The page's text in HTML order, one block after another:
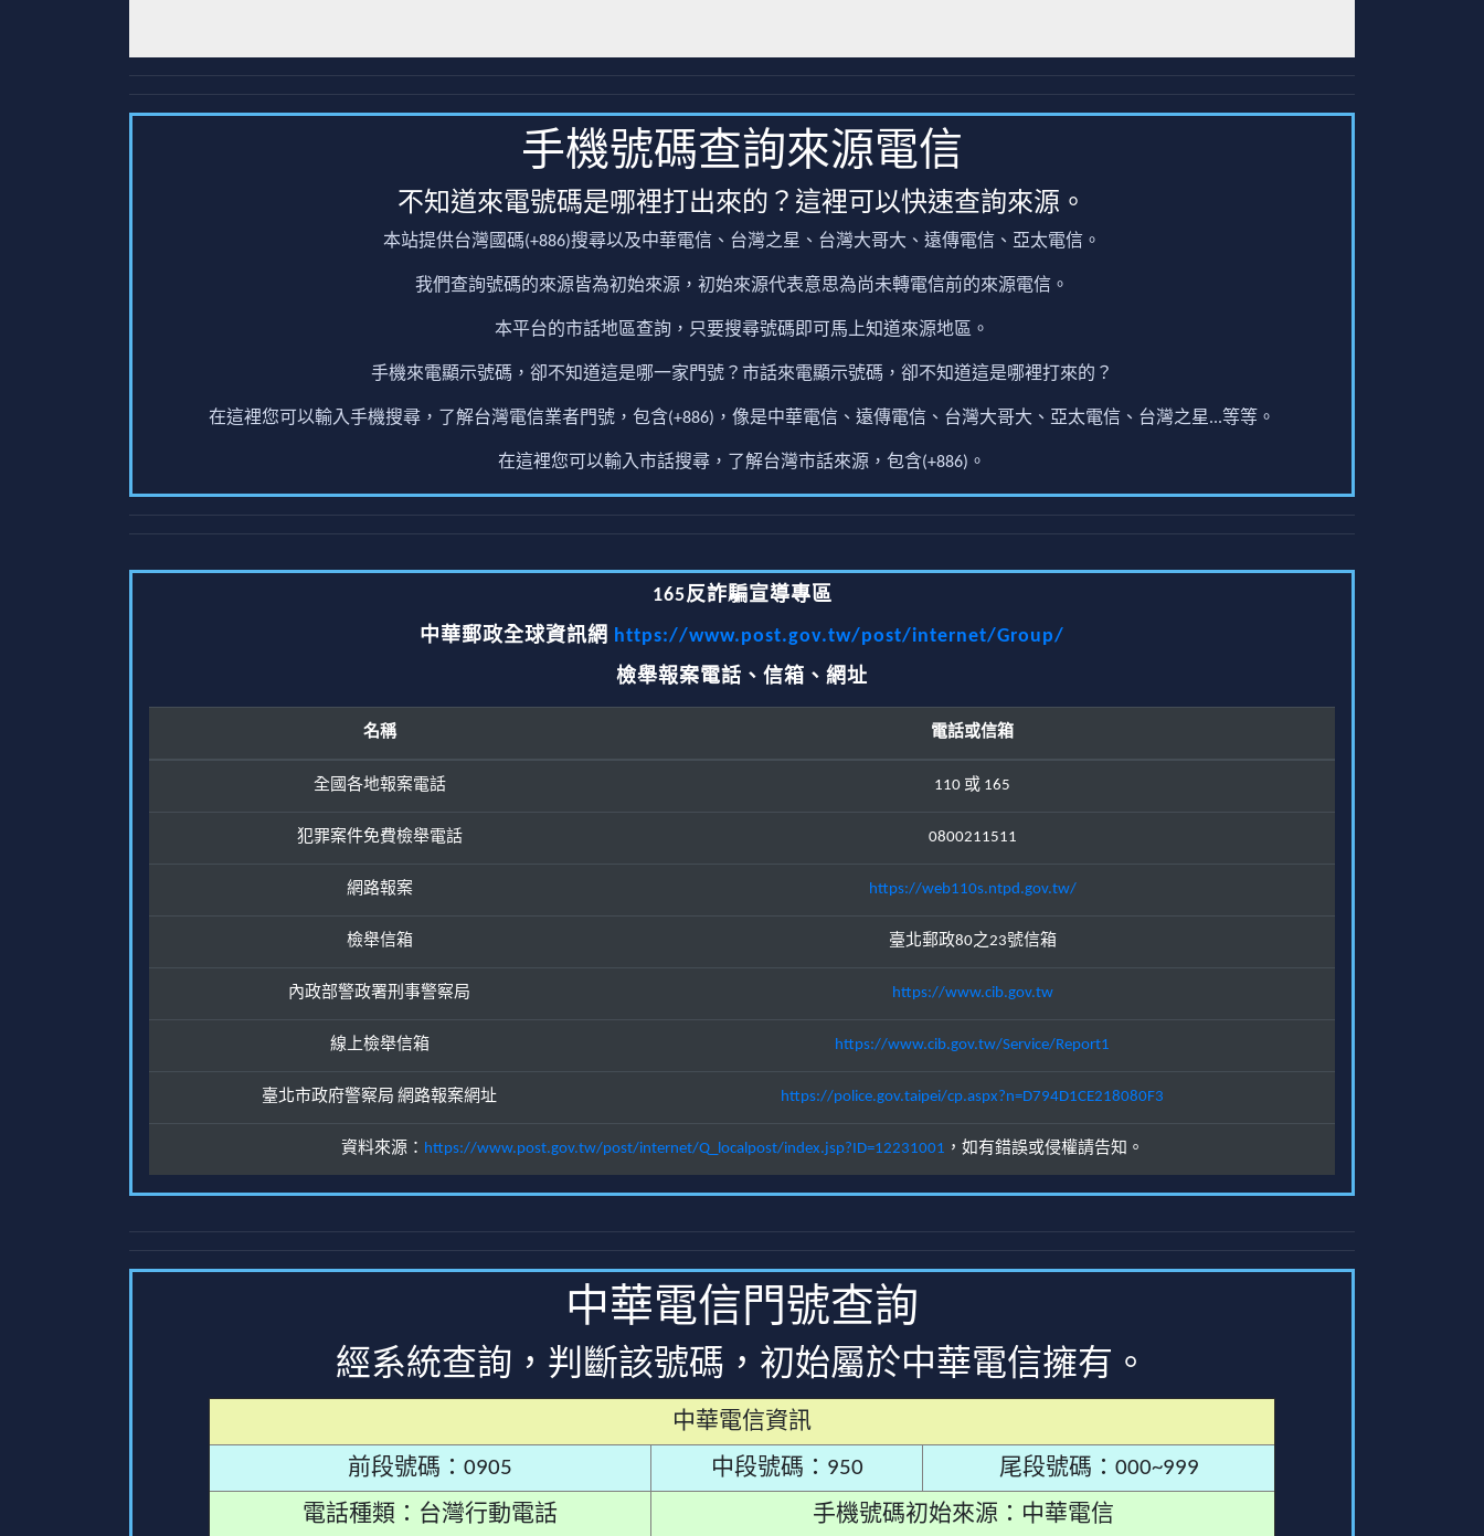
手機號碼查詢來源電信
不知道來電號碼是哪裡打出來的？這裡可以快速查詢來源。
本站提供台灣國碼(+886)搜尋以及中華電信、台灣之星、台灣大哥大、遠傳電信、亞太電信。
我們查詢號碼的來源皆為初始來源，初始來源代表意思為尚未轉電信前的來源電信。
本平台的市話地區查詢，只要搜尋號碼即可馬上知道來源地區。
手機來電顯示號碼，卻不知道這是哪一家門號？市話來電顯示號碼，卻不知道這是哪裡打來的？
在這裡您可以輸入手機搜尋，了解台灣電信業者門號，包含(+886)，像是中華電信、遠傳電信、台灣大哥大、亞太電信、台灣之星...等等。
在這裡您可以輸入市話搜尋，了解台灣市話來源，包含(+886)。
165反詐騙宣導專區
中華郵政全球資訊網 https://www.post.gov.tw/post/internet/Group/
檢舉報案電話、信箱、網址
名稱 電話或信箱
全國各地報案電話 110 或 165
犯罪案件免費檢舉電話 0800211511
網路報案 https://web110s.ntpd.gov.tw/
檢舉信箱 臺北郵政80之23號信箱
內政部警政署刑事警察局 https://www.cib.gov.tw
線上檢舉信箱 https://www.cib.gov.tw/Service/Report1
臺北市政府警察局 網路報案網址 https://police.gov.taipei/cp.aspx?n=D794D1CE218080F3
資料來源： https://www.post.gov.tw/post/internet/Q_localpost/index.jsp?ID=12231001 ，如有錯誤或侵權請告知。
中華電信門號查詢
經系統查詢，判斷該號碼，初始屬於中華電信擁有。
中華電信資訊
前段號碼：0905
中段號碼：950
尾段號碼：000~999
電話種類：台灣行動電話
手機號碼初始來源：中華電信